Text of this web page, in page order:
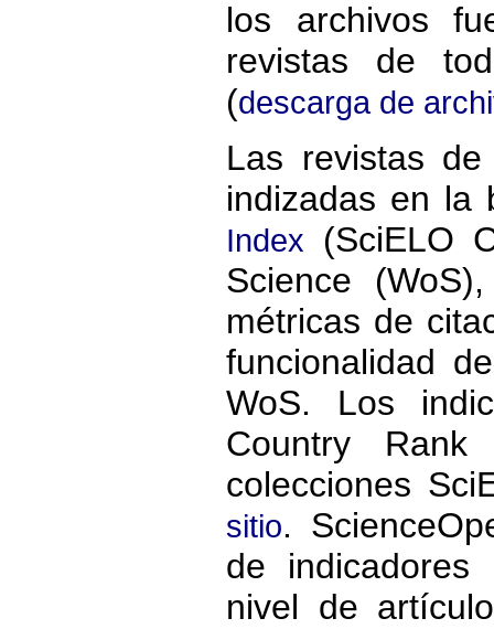
los archivos
revistas de
(descarga de
Las revistas
indizadas en
Index (SciELO
Science
métricas de
funcionalidad
WoS. Los
Country
colecciones
sitio.
de
nivel de